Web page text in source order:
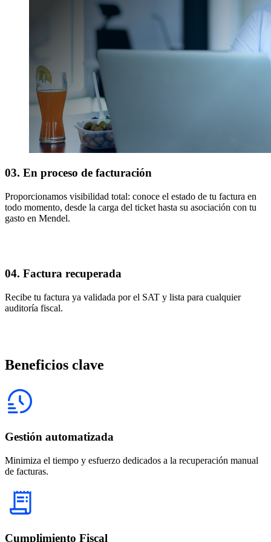
03. En proceso de facturación
Proporcionamos visibilidad total: conoce el estado de tu factura en
todo momento, desde la carga del ticket hasta su asociación con tu
gasto en Mendel.
04. Factura recuperada
Recibe tu factura ya validada por el SAT y lista para cualquier
auditoría fiscal.
Beneficios clave
Gestión automatizada
Minimiza el tiempo y esfuerzo dedicados a la recuperación manual
de facturas.
Cumplimiento Fiscal